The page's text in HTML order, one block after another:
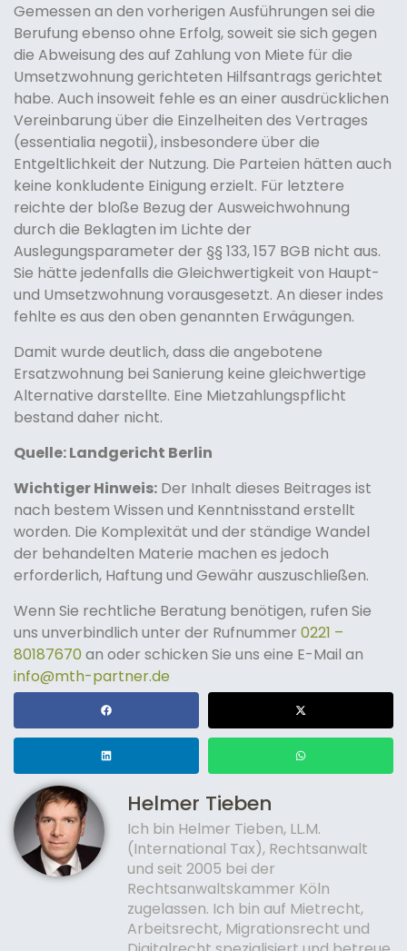
Gemessen an den vorherigen Ausführungen sei die
Berufung ebenso ohne Erfolg, soweit sie sich gegen
die Abweisung des auf Zahlung von Miete für die
Umsetzwohnung gerichteten Hilfsantrags gerichtet
habe. Auch insoweit fehle es an einer ausdrücklichen
Vereinbarung über die Einzelheiten des Vertrages
(essentialia negotii), insbesondere über die
Entgeltlichkeit der Nutzung. Die Parteien hätten auch
keine konkludente Einigung erzielt. Für letztere
reichte der bloße Bezug der Ausweichwohnung
durch die Beklagten im Lichte der
Auslegungsparameter der §§ 133, 157 BGB nicht aus.
Sie hätte jedenfalls die Gleichwertigkeit von Haupt-
und Umsetzwohnung vorausgesetzt. An dieser indes
fehlte es aus den oben genannten Erwägungen.
Damit wurde deutlich, dass die angebotene
Ersatzwohnung bei Sanierung keine gleichwertige
Alternative darstellte. Eine Mietzahlungspflicht
bestand daher nicht.
Quelle: Landgericht Berlin
Wichtiger Hinweis: Der Inhalt dieses Beitrages ist
nach bestem Wissen und Kenntnisstand erstellt
worden. Die Komplexität und der ständige Wandel
der behandelten Materie machen es jedoch
erforderlich, Haftung und Gewähr auszuschließen.
Wenn Sie rechtliche Beratung benötigen, rufen Sie
uns unverbindlich unter der Rufnummer 0221 –
80187670 an oder schicken Sie uns eine E-Mail an
info@mth-partner.de
Helmer Tieben
Ich bin Helmer Tieben, LL.M.
(International Tax), Rechtsanwalt
und seit 2005 bei der
Rechtsanwaltskammer Köln
zugelassen. Ich bin auf Mietrecht,
Arbeitsrecht, Migrationsrecht und